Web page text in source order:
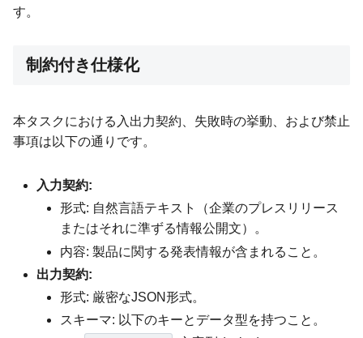
す。
制約付き仕様化
本タスクにおける入出力契約、失敗時の挙動、および禁止
事項は以下の通りです。
入力契約:
形式: 自然言語テキスト（企業のプレスリリース
またはそれに準ずる情報公開文）。
内容: 製品に関する発表情報が含まれること。
出力契約:
形式: 厳密なJSON形式。
スキーマ: 以下のキーとデータ型を持つこと。